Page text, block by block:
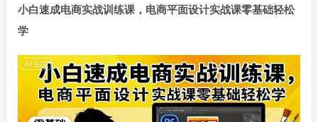
小白速成电商实战训练课，电商平面设计实战课零基础轻松
学